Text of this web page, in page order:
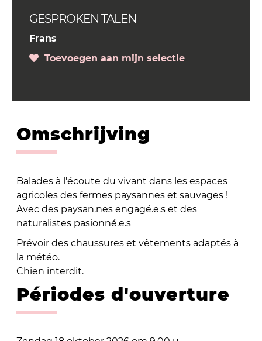
GESPROKEN TALEN
Frans
Toevoegen aan mijn selectie
Omschrijving
Balades à l'écoute du vivant dans les espaces
agricoles des fermes paysannes et sauvages !
Avec des paysan.nes engagé.e.s et des
naturalistes pasionné.e.s
Prévoir des chaussures et vêtements adaptés à
la météo.
Chien interdit.
Périodes d'ouverture